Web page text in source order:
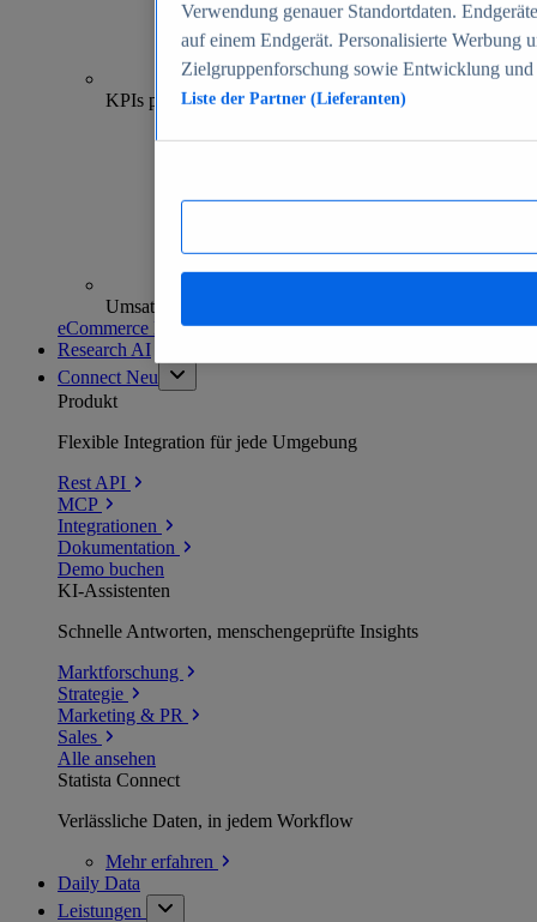
70+
KPIs pro Shop
Umsatzanalysen und -prognosen
eCommerce Insights entdecken
Research AI
Connect Neu
Produkt
Flexible Integration für jede Umgebung
Rest API
MCP
Integrationen
Dokumentation
Demo buchen
KI-Assistenten
Schnelle Antworten, menschengeprüfte Insights
Marktforschung
Strategie
Marketing & PR
Sales
Alle ansehen
Statista Connect
Verlässliche Daten, in jedem Workflow
Mehrerfahren
Daily Data
Leistungen
Verwendung genauer Standortdaten.
auf einem Endgerät. Personalisierte Werbung
Zielgruppenforschung sowie Entwicklung
Liste der Partner (Lieferanten)